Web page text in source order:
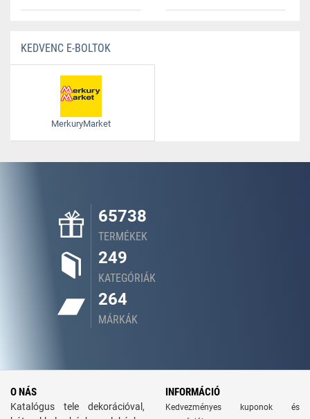
KEDVENC E-BOLTOK
MerkuryMarket
65738
TERMÉKEK
249
KATEGÓRIÁK
264
MÁRKÁK
O NÁS
Katalógus tele dekorációval,
INFORMÁCIÓ
Kedvezményes kuponok és